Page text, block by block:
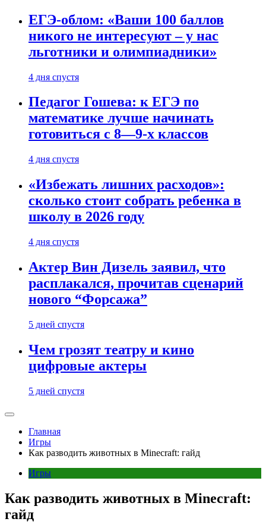
ЕГЭ-облом: «Ваши 100 баллов
никого не интересуют – у нас
льготники и олимпиадники»
4 дня спустя
Педагог Гошева: к ЕГЭ по
математике лучше начинать
готовиться с 8—9-х классов
4 дня спустя
«Избежать лишних расходов»:
сколько стоит собрать ребенка в
школу в 2026 году
4 дня спустя
Актер Вин Дизель заявил, что
расплакался, прочитав сценарий
нового “Форсажа”
5 дней спустя
Чем грозят театру и кино
цифровые актеры
5 дней спустя
Главная
Игры
Как разводить животных в Minecraft: гайд
Игры
Как разводить животных в Minecraft:
гайд